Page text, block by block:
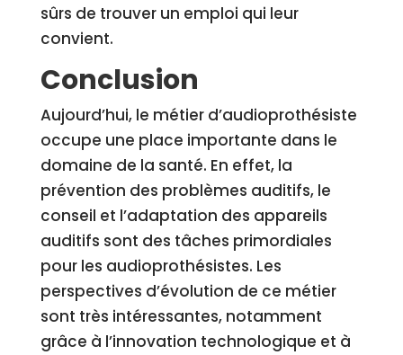
sûrs de trouver un emploi qui leur
convient.
Conclusion
Aujourd’hui, le métier d’audioprothésiste
occupe une place importante dans le
domaine de la santé. En effet, la
prévention des problèmes auditifs, le
conseil et l’adaptation des appareils
auditifs sont des tâches primordiales
pour les audioprothésistes. Les
perspectives d’évolution de ce métier
sont très intéressantes, notamment
grâce à l’innovation technologique et à